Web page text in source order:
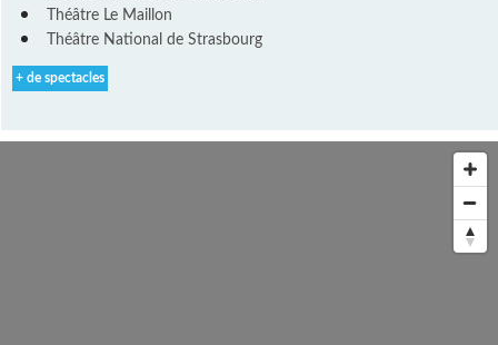
Théâtre Le Maillon
Théâtre National de Strasbourg
+ de spectacles